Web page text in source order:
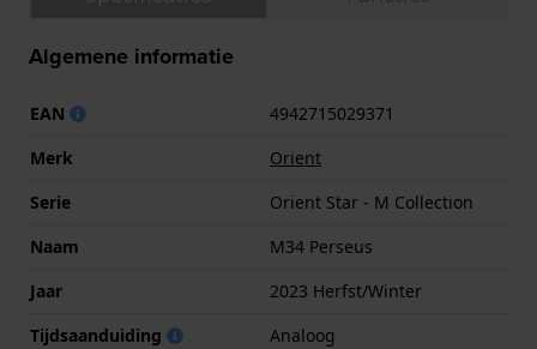
Algemene informatie
EAN
4942715029371
Merk
Orient
Serie
Orient Star - M Collection
Naam
M34 Perseus
Jaar
2023 Herfst/Winter
Tijdsaanduiding
Analoog